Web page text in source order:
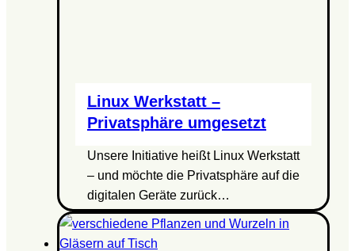
Linux Werkstatt –
Privatsphäre umgesetzt
Unsere Initiative heißt Linux Werkstatt
– und möchte die Privatsphäre auf die
digitalen Geräte zurück…